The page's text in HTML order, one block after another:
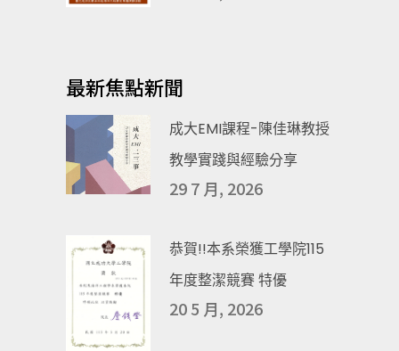
最新焦點新聞
成大EMI課程-陳佳琳教授
教學實踐與經驗分享
29 7 月, 2026
恭賀!!本系榮獲工學院115
年度整潔競賽 特優
20 5 月, 2026